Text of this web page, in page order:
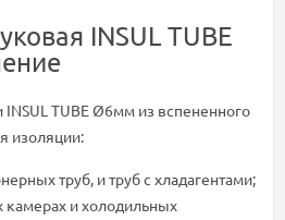
INSUL TUBE
TUBE Ø6мм из вспененного
изоляции:
труб, и труб с хладагентами;
камерах и холодильных